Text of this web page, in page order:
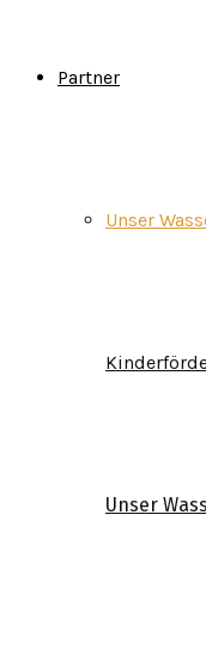
Partner
Unser
Unser